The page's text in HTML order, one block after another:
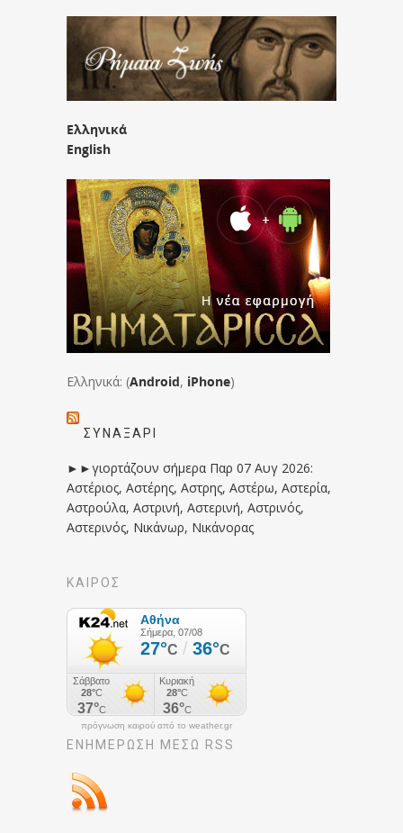
Ελληνικά
English
Ελληνικά: (Android, iPhone)
ΣΥΝΑΞΆΡΙ
►►γιορτάζουν σήμερα Παρ 07 Αυγ 2026:
Αστέριος, Αστέρης, Αστρης, Αστέρω, Αστερία,
Αστρούλα, Αστρινή, Αστερινή, Αστρινός,
Αστερινός, Νικάνωρ, Νικάνορας
ΚΑΙΡΟΣ
πρόγνωση καιρού από το weather.gr
ΕΝΗΜΈΡΩΣΉ ΜΕΣΩ RSS